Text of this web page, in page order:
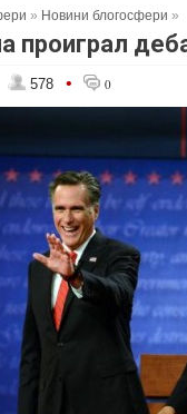
» Новини блогосфери »
проиграл
578 • 0